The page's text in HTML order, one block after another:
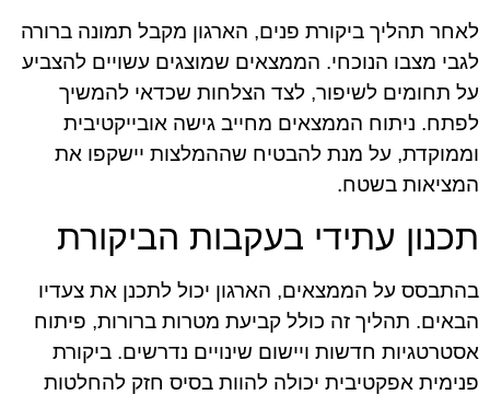
לאחר תהליך ביקורת פנים, הארגון מקבל תמונה ברורה
לגבי מצבו הנוכחי. הממצאים שמוצגים עשויים להצביע
על תחומים לשיפור, לצד הצלחות שכדאי להמשיך
לפתח. ניתוח הממצאים מחייב גישה אובייקטיבית
וממוקדת, על מנת להבטיח שההמלצות יישקפו את
המציאות בשטח.
תכנון עתידי בעקבות הביקורת
בהתבסס על הממצאים, הארגון יכול לתכנן את צעדיו
הבאים. תהליך זה כולל קביעת מטרות ברורות, פיתוח
אסטרטגיות חדשות ויישום שינויים נדרשים. ביקורת
פנימית אפקטיבית יכולה להוות בסיס חזק להחלטות